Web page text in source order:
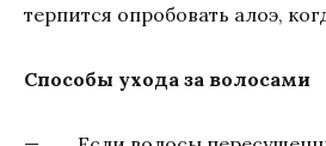
терпится опробовать алоэ,
Способы ухода за волосами